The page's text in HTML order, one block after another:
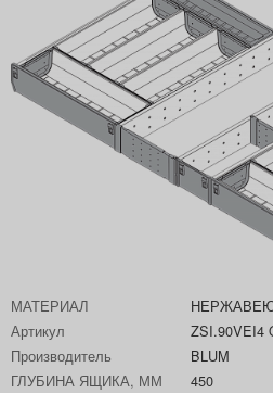
МАТЕРИАЛ
Артикул
ZSI.90VEI4
Производитель
BLUM
ГЛУБИНА ЯЩИКА, ММ
450